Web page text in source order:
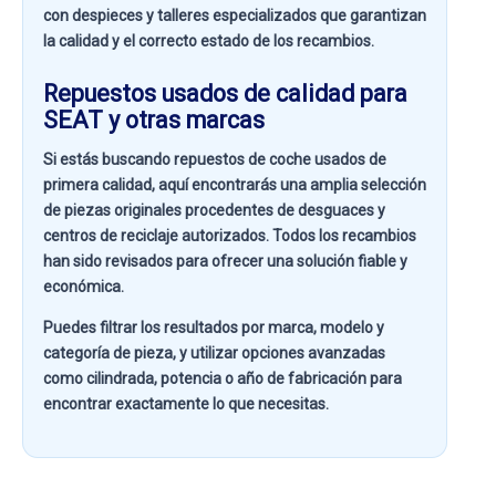
con despieces y talleres especializados que garantizan
la calidad y el correcto estado de los recambios.
Repuestos usados de calidad para
SEAT y otras marcas
Si estás buscandorepuestos de coche usados de
primera calidad, aquí encontrarás una amplia selección
de piezas originales procedentes de desguaces y
centros de reciclaje autorizados. Todos los recambios
han sido revisados para ofrecer una solución fiable y
económica.
Puedes filtrar los resultados pormarca, modelo y
categoría de pieza, y utilizar opciones avanzadas
comocilindrada, potencia o año de fabricaciónpara
encontrar exactamente lo que necesitas.